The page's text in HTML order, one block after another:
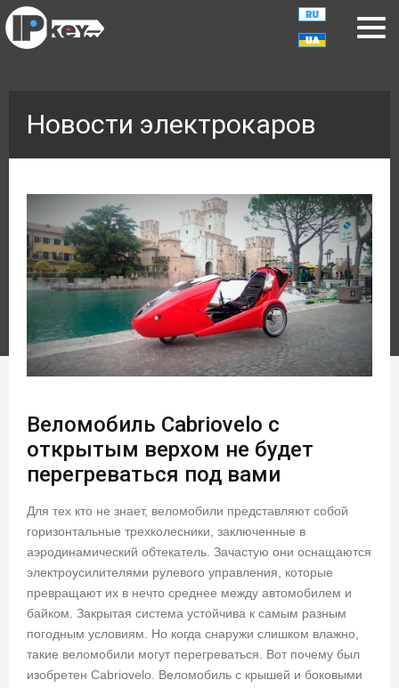
Новости электрокаров
Веломобиль Cabriovelo с
открытым верхом не будет
перегреваться под вами
Для тех кто не знает, веломобили представляют собой
горизонтальные трехколесники, заключенные в
аэродинамический обтекатель. Зачастую они оснащаются
электроусилителями рулевого управления, которые
превращают их в нечто среднее между автомобилем и
байком. Закрытая система устойчива к самым разным
погодным условиям. Но когда снаружи слишком влажно,
такие веломобили могут перегреваться. Вот почему был
изобретен Cabriovelo. Веломобиль с крышей и боковыми